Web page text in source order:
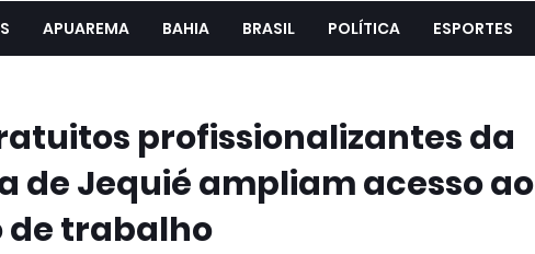
APUAREMA BAHIA BRASIL POLÍTICA ESPORTES
profissionalizantes da
de Jequié ampliam acesso ao
de trabalho